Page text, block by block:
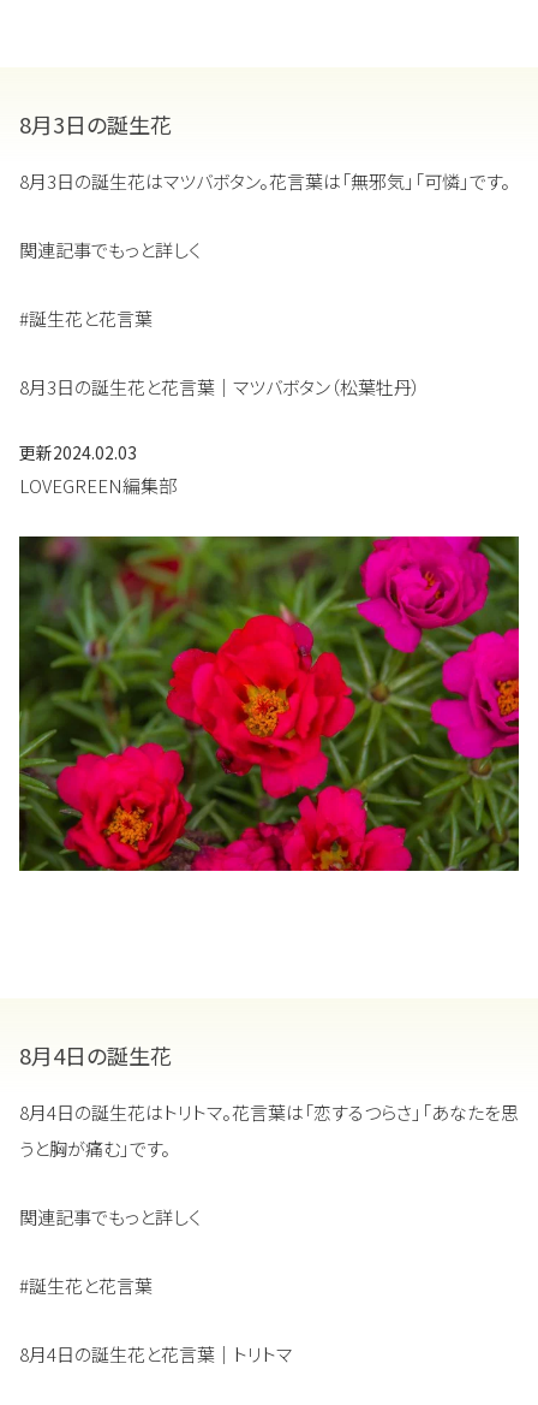
8月3日の誕生花
8月3日の誕生花はマツバボタン。花言葉は「無邪気」「可憐」です。
関連記事でもっと詳しく
#誕生花と花言葉
8月3日の誕生花と花言葉｜マツバボタン（松葉牡丹）
更新2024.02.03
LOVEGREEN編集部
8月4日の誕生花
8月4日の誕生花はトリトマ。花言葉は「恋するつらさ」「あなたを思
うと胸が痛む」です。
関連記事でもっと詳しく
#誕生花と花言葉
8月4日の誕生花と花言葉｜トリトマ